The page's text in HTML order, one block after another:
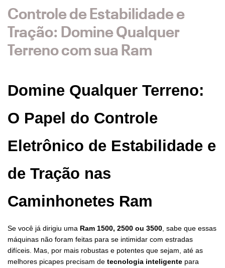
Controle de Estabilidade e
Tração: Domine Qualquer
Terreno com sua Ram
Domine Qualquer Terreno:
O Papel do Controle
Eletrônico de Estabilidade e
de Tração nas
Caminhonetes Ram
Se você já dirigiu uma Ram 1500, 2500 ou 3500 , sabe que essas
máquinas não foram feitas para se intimidar com estradas
difíceis. Mas, por mais robustas e potentes que sejam, até as
melhores picapes precisam de tecnologia inteligente para